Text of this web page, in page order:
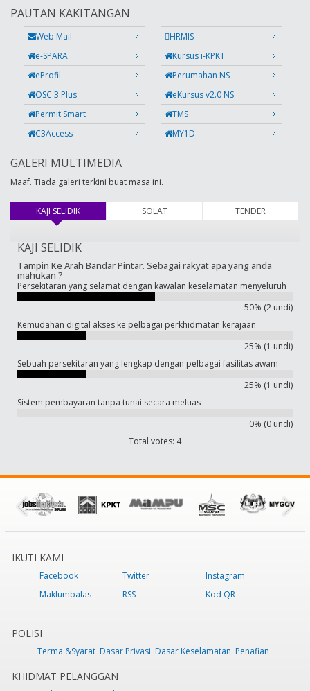
PAUTAN KAKITANGAN
Web Mail
HRMIS
e-SPARA
Kursus i-KPKT
eProfil
Perumahan NS
OSC 3 Plus
eKursus v2.0 NS
Permit Smart
TMS
C3Access
MY1D
GALERI MULTIMEDIA
Maaf. Tiada galeri terkini buat masa ini.
KAJI SELIDIK(tab aktif) SOLAT TENDER
KAJI SELIDIK
Tampin Ke Arah Bandar Pintar. Sebagai rakyat apa yang anda
mahukan ?
Persekitaran yang selamat dengan kawalan keselamatan menyeluruh
50% (2 undi)
Kemudahan digital akses ke pelbagai perkhidmatan kerajaan
25% (1 undi)
Sebuah persekitaran yang lengkap dengan pelbagai fasilitas awam
25% (1 undi)
Sistem pembayaran tanpa tunai secara meluas
0% (0 undi)
Total votes: 4
IKUTI KAMI
Facebook Twitter
Instagram
Maklumbalas
RSS Kod QR
POLISI
Terma &Syarat Dasar Privasi Dasar Keselamatan Penafian
KHIDMAT PELANGGAN